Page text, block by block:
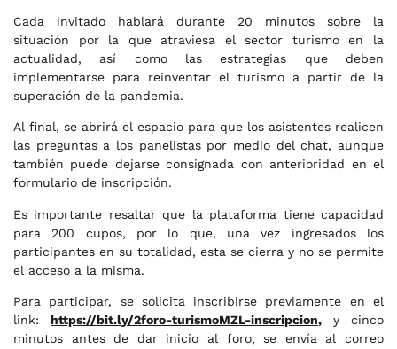
Cada invitado hablará durante 20 minutos sobre la
situación por la que atraviesa el sector turismo en la
actualidad, así como las estrategias que deben
implementarse para reinventar el turismo a partir de la
superación de la pandemia.
Al final, se abrirá el espacio para que los asistentes realicen
las preguntas a los panelistas por medio del chat, aunque
también puede dejarse consignada con anterioridad en el
formulario de inscripción.
Es importante resaltar que la plataforma tiene capacidad
para 200 cupos, por lo que, una vez ingresados los
participantes en su totalidad, esta se cierra y no se permite
el acceso a la misma.
Para participar, se solicita inscribirse previamente en el
link: https://bit.ly/2foro-turismoMZL-inscripcion, y cinco
minutos antes de dar inicio al foro, se envía al correo